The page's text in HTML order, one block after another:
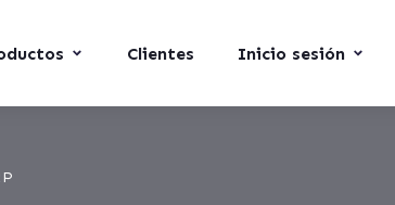
Clientes Inicio sesión